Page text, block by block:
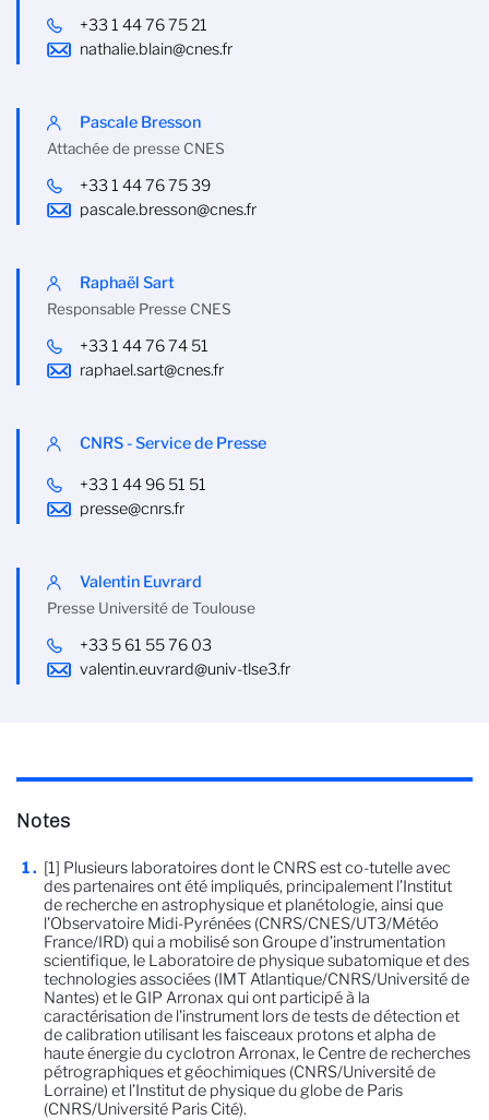
+33 1 44 76 75 21
nathalie.blain@cnes.fr
Pascale Bresson
Attachée de presse CNES
+33 1 44 76 75 39
pascale.bresson@cnes.fr
Raphaël Sart
Responsable Presse CNES
+33 1 44 76 74 51
raphael.sart@cnes.fr
CNRS - Service de Presse
+33 1 44 96 51 51
presse@cnrs.fr
Valentin Euvrard
Presse Université de Toulouse
+33 5 61 55 76 03
valentin.euvrard@univ-tlse3.fr
Notes
[1] Plusieurs laboratoires dont le CNRS est co-tutelle avec
des partenaires ont été impliqués, principalement l’Institut
de recherche en astrophysique et planétologie, ainsi que
l’Observatoire Midi-Pyrénées (CNRS/CNES/UT3/Météo
France/IRD) qui a mobilisé son Groupe d’instrumentation
scientifique, le Laboratoire de physique subatomique et des
technologies associées (IMT Atlantique/CNRS/Université de
Nantes) et le GIP Arronax qui ont participé à la
caractérisation de l'instrument lors de tests de détection et
de calibration utilisant les faisceaux protons et alpha de
haute énergie du cyclotron Arronax, le Centre de recherches
pétrographiques et géochimiques (CNRS/Université de
Lorraine) et l’Institut de physique du globe de Paris
(CNRS/Université Paris Cité).